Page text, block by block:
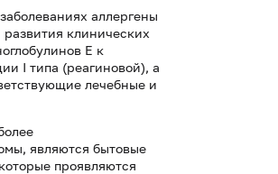
аллергены
клинических
Е к
I типа (реагиновой), а
лечебные и
являются бытовые
проявляются